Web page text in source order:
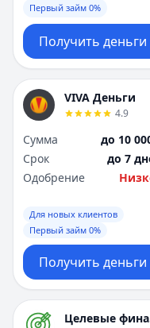
Первый займ 0%
Получить деньги
VIVA Деньги
4.9
Сумма
до 10
Срок
до 7
Одобрение
Для новых клиентов
Первый займ 0%
Получить деньги